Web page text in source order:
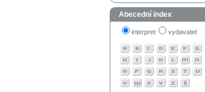
Abecední index
interpret vydavatel